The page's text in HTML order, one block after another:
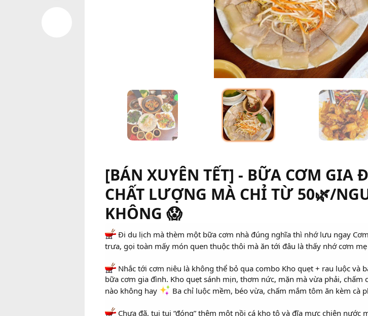
[BÁN XUYÊN TẾT] - BỮA CƠM GIA
CHẤT LƯỢNG MÀ CHỈ TỪ 50🌿/
KHÔNG 😱
Đi du lịch mà thèm một bữa cơm nhà đúng nghĩa thì nhớ lưu ngay
trưa, gọi toàn mấy món quen thuộc thôi mà ăn tới đâu là thấy nhớ cơm
Nhắc tới cơm niêu là không thể bỏ qua combo Kho quẹt + rau luộc và
bữa cơm gia đình. Kho quẹt sánh mịn, thơm nức, mặn mà vừa phải, chấm
nào không hay
Ba chỉ luộc mềm, béo vừa, chấm mắm tôm ăn kèm cà
Chưa đã, tụi tui “đóng” thêm một nồi cá kho tộ và đĩa mực chiên nước